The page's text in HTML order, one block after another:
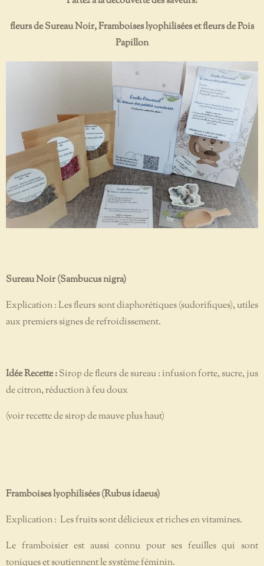
fleurs de Sureau Noir, Framboises lyophilisées et fleurs de Pois
Papillon
Sureau Noir (Sambucus nigra)
Explication : Les fleurs sont diaphorétiques (sudorifiques), utiles
aux premiers signes de refroidissement.
Idée Recette :Sirop de fleurs de sureau : infusion forte, sucre, jus
de citron, réduction à feu doux
(voir recette de sirop de mauve plus haut)
Framboises lyophilisées (Rubus idaeus)
Explication : Les fruits sont délicieux et riches en vitamines.
Le framboisier est aussi connu pour ses feuilles qui sont
toniques et soutiennent le système féminin.